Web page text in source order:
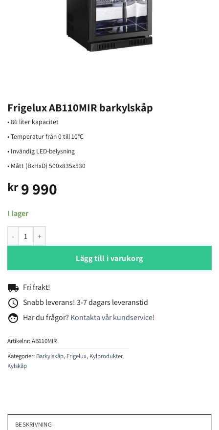
Frigelux AB110MIR barkylskåp
• 86 liter kapacitet
• Temperatur från 0 till 10°C
• Invändig LED-belysning
• Mått (BxHxD) 500x835x530
kr9 990
I lager
Frigelux AB110MIR barkylskåp mängd
Lägg till i varukorg
local_shipping Fri frakt!
access_time Snabb leverans! 3-7 dagars leveranstid
face Har du frågor? Kontakta vår kundservice!
Artikelnr:AB110MIR
Kategorier: Barkylskåp, Frigelux, Kylprodukter,
Kylskåp
BESKRIVNING